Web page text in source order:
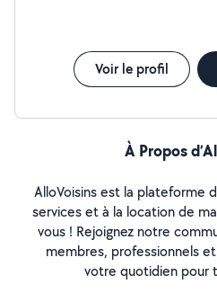
Voir le profil
À Propos
AlloVoisins est la plateforme
services et à la location de
vous ! Rejoignez notre
membres, professionnels
votre quotidien pour